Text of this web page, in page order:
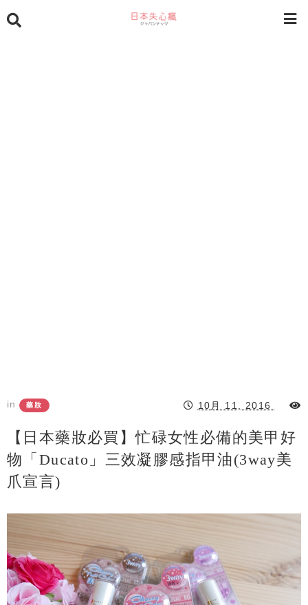
in 藥妝 10月 11, 2016
【日本藥妝必買】忙碌女性必備的美甲好
物「Ducato」三效凝膠感指甲油(3way美
爪宣言)